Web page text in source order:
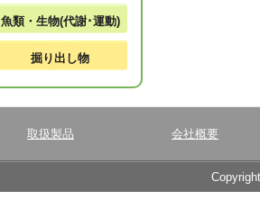
魚類・生物(代謝･運動)
掘り出し物
取扱製品 会社概要